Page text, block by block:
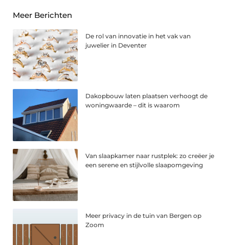
Meer Berichten
De rol van innovatie in het vak van
juwelier in Deventer
Dakopbouw laten plaatsen verhoogt de
woningwaarde – dit is waarom
Van slaapkamer naar rustplek: zo creëer je
een serene en stijlvolle slaapomgeving
Meer privacy in de tuin van Bergen op
Zoom